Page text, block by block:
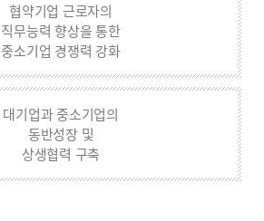
협약기업 근로자의
직무능력 향상을 통한
중소기업 경쟁력 강화
대기업과 중소기업의
동반성장 및
상생협력 구축